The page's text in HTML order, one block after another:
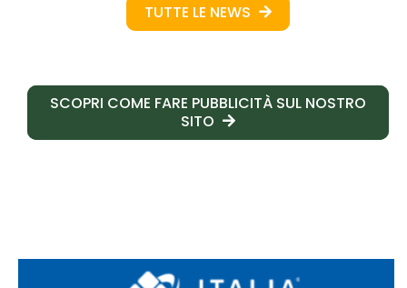
TUTTE LE NEWS
SCOPRI COME FARE PUBBLICITÀ SUL NOSTRO
SITO